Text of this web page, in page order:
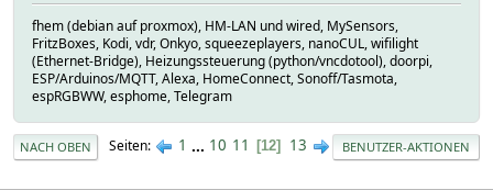
fhem (debian auf proxmox), HM-LAN und wired, MySensors,
FritzBoxes, Kodi, vdr, Onkyo, squeezeplayers, nanoCUL, wifilight
(Ethernet-Bridge), Heizungssteuerung (python/vncdotool), doorpi,
ESP/Arduinos/MQTT, Alexa, HomeConnect, Sonoff/Tasmota,
espRGBWW, esphome, Telegram
NACH OBEN Seiten 1 ... 10 11 12 13 BENUTZER-AKTIONEN